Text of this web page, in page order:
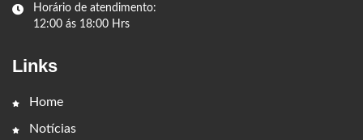
Horário de atendimento:
12:00 ás 18:00 Hrs
Links
Home
Notícias